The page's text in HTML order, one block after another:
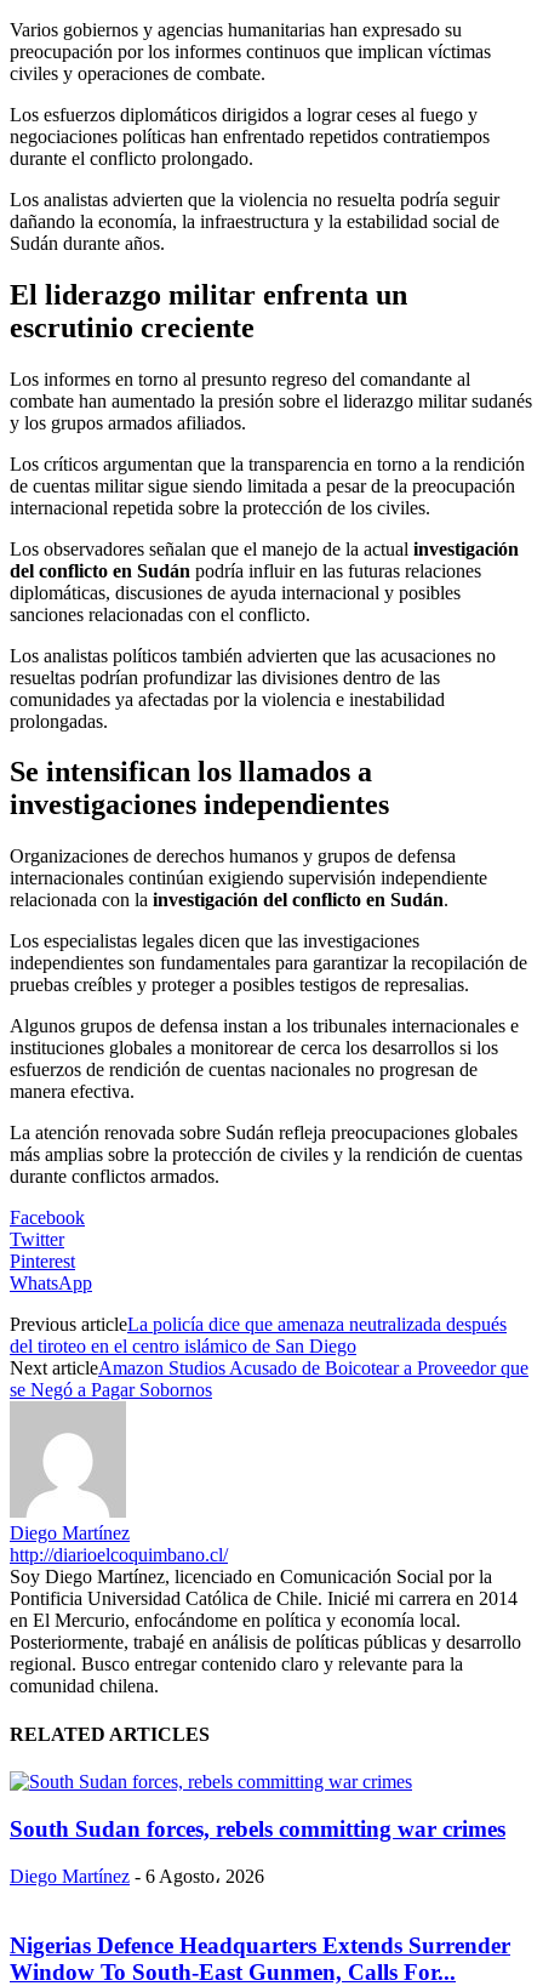
Varios gobiernos y agencias humanitarias han expresado su
preocupación por los informes continuos que implican víctimas
civiles y operaciones de combate.
Los esfuerzos diplomáticos dirigidos a lograr ceses al fuego y
negociaciones políticas han enfrentado repetidos contratiempos
durante el conflicto prolongado.
Los analistas advierten que la violencia no resuelta podría seguir
dañando la economía, la infraestructura y la estabilidad social de
Sudán durante años.
El liderazgo militar enfrenta un
escrutinio creciente
Los informes en torno al presunto regreso del comandante al
combate han aumentado la presión sobre el liderazgo militar sudanés
y los grupos armados afiliados.
Los críticos argumentan que la transparencia en torno a la rendición
de cuentas militar sigue siendo limitada a pesar de la preocupación
internacional repetida sobre la protección de los civiles.
Los observadores señalan que el manejo de la actual investigación
del conflicto en Sudán podría influir en las futuras relaciones
diplomáticas, discusiones de ayuda internacional y posibles
sanciones relacionadas con el conflicto.
Los analistas políticos también advierten que las acusaciones no
resueltas podrían profundizar las divisiones dentro de las
comunidades ya afectadas por la violencia e inestabilidad
prolongadas.
Se intensifican los llamados a
investigaciones independientes
Organizaciones de derechos humanos y grupos de defensa
internacionales continúan exigiendo supervisión independiente
relacionada con la investigación del conflicto en Sudán.
Los especialistas legales dicen que las investigaciones
independientes son fundamentales para garantizar la recopilación de
pruebas creíbles y proteger a posibles testigos de represalias.
Algunos grupos de defensa instan a los tribunales internacionales e
instituciones globales a monitorear de cerca los desarrollos si los
esfuerzos de rendición de cuentas nacionales no progresan de
manera efectiva.
La atención renovada sobre Sudán refleja preocupaciones globales
más amplias sobre la protección de civiles y la rendición de cuentas
durante conflictos armados.
Facebook
Twitter
Pinterest
WhatsApp
Previous articleLa policía dice que amenaza neutralizada después
del tiroteo en el centro islámico de San Diego
Next articleAmazon Studios Acusado de Boicotear a Proveedor que
se Negó a Pagar Sobornos
Diego Martínez
http://diarioelcoquimbano.cl/
Soy Diego Martínez, licenciado en Comunicación Social por la
Pontificia Universidad Católica de Chile. Inicié mi carrera en 2014
en El Mercurio, enfocándome en política y economía local.
Posteriormente, trabajé en análisis de políticas públicas y desarrollo
regional. Busco entregar contenido claro y relevante para la
comunidad chilena.
RELATED ARTICLES
South Sudan forces, rebels committing war crimes
Diego Martínez - 6 Agosto، 2026
Nigerias Defence Headquarters Extends Surrender
Window To South-East Gunmen, Calls For...